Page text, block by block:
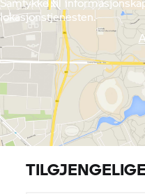
lokasjonstjenesten.